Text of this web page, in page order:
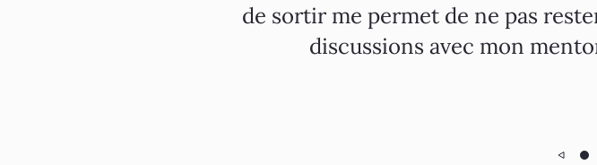
de sortir me permet de ne pas
discussions avec mon